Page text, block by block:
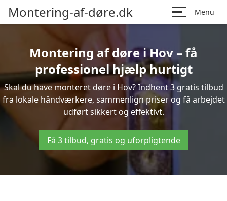
Montering-af-døre.dk Menu
Montering af døre i Hov – få
professionel hjælp hurtigt
Skal du have monteret døre i Hov? Indhent 3 gratis tilbud
fra lokale håndværkere, sammenlign priser og få arbejdet
udført sikkert og effektivt.
Få 3 tilbud, gratis og uforpligtende